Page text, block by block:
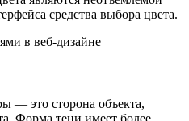
средства выбора цвета.
— это сторона объекта,